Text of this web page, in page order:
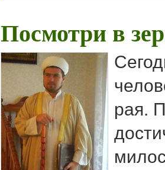
Посмотри в
рая.